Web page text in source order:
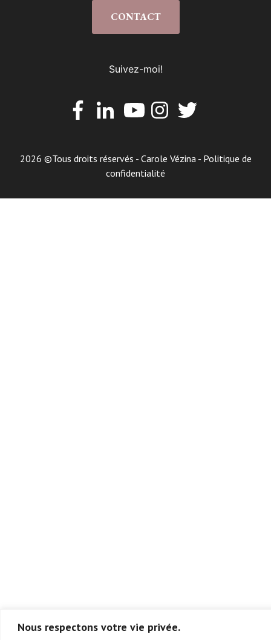
Nous respectons votre vie privée.
CONTACT
Suivez-moi!
2026 ©Tous droits réservés - Carole Vézina - Politique de
confidentialité